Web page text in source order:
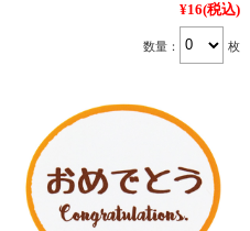
¥16(税込)
数量： 枚